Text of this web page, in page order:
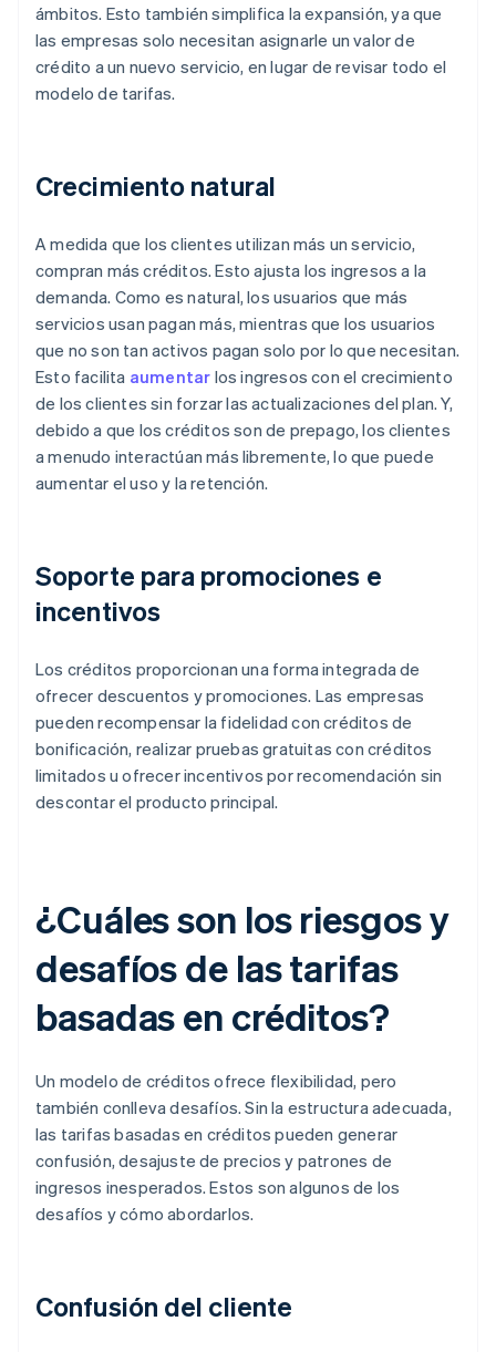
ámbitos. Esto también simplifica la expansión, ya que
las empresas solo necesitan asignarle un valor de
crédito a un nuevo servicio, en lugar de revisar todo el
modelo de tarifas.
Crecimiento natural
A medida que los clientes utilizan más un servicio,
compran más créditos. Esto ajusta los ingresos a la
demanda. Como es natural, los usuarios que más
servicios usan pagan más, mientras que los usuarios
que no son tan activos pagan solo por lo que necesitan.
Esto facilita aumentar los ingresos con el crecimiento
de los clientes sin forzar las actualizaciones del plan. Y,
debido a que los créditos son de prepago, los clientes
a menudo interactúan más libremente, lo que puede
aumentar el uso y la retención.
Soporte para promociones e
incentivos
Los créditos proporcionan una forma integrada de
ofrecer descuentos y promociones. Las empresas
pueden recompensar la fidelidad con créditos de
bonificación, realizar pruebas gratuitas con créditos
limitados u ofrecer incentivos por recomendación sin
descontar el producto principal.
¿Cuáles son los riesgos y
desafíos de las tarifas
basadas en créditos?
Un modelo de créditos ofrece flexibilidad, pero
también conlleva desafíos. Sin la estructura adecuada,
las tarifas basadas en créditos pueden generar
confusión, desajuste de precios y patrones de
ingresos inesperados. Estos son algunos de los
desafíos y cómo abordarlos.
Confusión del cliente